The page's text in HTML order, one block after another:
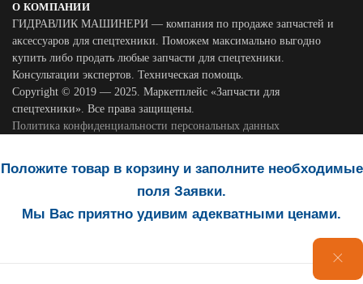
О КОМПАНИИ
ГИДРАВЛИК МАШИНЕРИ — компания по продаже запчастей и
аксессуаров для спецтехники. Поможем максимально выгодно
купить либо продать любые запчасти для спецтехники.
Консультации экспертов. Техническая помощь.
Copyright © 2019 — 2025. Маркетплейс «Запчасти для
спецтехники». Все права защищены.
Политика конфиденциальности персональных данных
Положите товар в корзину и заполните необходимые
поля Заявки.
Мы Вас приятно удивим адекватными ценами.